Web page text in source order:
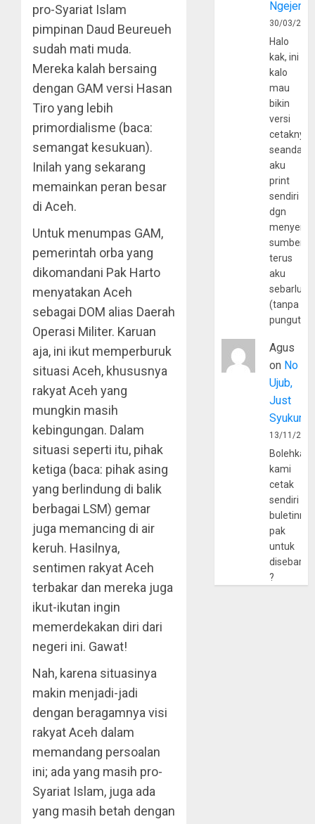
pro-Syariat Islam
pimpinan Daud Beureueh
sudah mati muda.
Mereka kalah bersaing
dengan GAM versi Hasan
Tiro yang lebih
primordialisme (baca:
semangat kesukuan).
Inilah yang sekarang
memainkan peran besar
di Aceh.
Untuk menumpas GAM,
pemerintah orba yang
dikomandani Pak Harto
menyatakan Aceh
sebagai DOM alias Daerah
Operasi Militer. Karuan
aja, ini ikut memperburuk
situasi Aceh, khususnya
rakyat Aceh yang
mungkin masih
kebingungan. Dalam
situasi seperti itu, pihak
ketiga (baca: pihak asing
yang berlindung di balik
berbagai LSM) gemar
juga memancing di air
keruh. Hasilnya,
sentimen rakyat Aceh
terbakar dan mereka juga
ikut-ikutan ingin
memerdekakan diri dari
negeri ini. Gawat!
Nah, karena situasinya
makin menjadi-jadi
dengan beragamnya visi
rakyat Aceh dalam
memandang persoalan
ini; ada yang masih pro-
Syariat Islam, juga ada
yang masih betah dengan
30/03/
Halo
kak, ini
kalo
mau
bikin
versi
cetaknya
aku
print
sendiri
dgn
sumber
terus
aku
(tanpa
Agus
on No
Ujub,
Just
Syukur
13/11/
Bolehkah
kami
cetak
sendiri
pak
untuk
?